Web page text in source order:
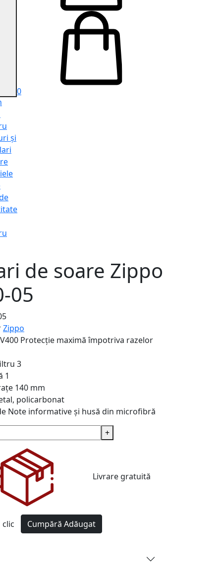
și
0
de soare Zippo
05
Zippo
Protecție maximă împotriva razelor
3
1
140 mm
policarbonat
Note informative și husă din microfibră
+
Livrare gratuită
clic Cumpără Adăugat